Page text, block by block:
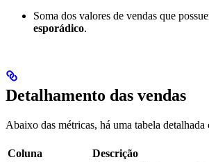
Soma dos valores de vendas que
esporádico.
Detalhamento das vendas
Abaixo das métricas, há uma tabela detalhada
Coluna
Descrição